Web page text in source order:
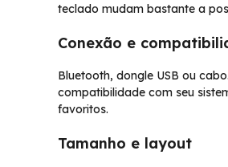
teclado mudam bastante a
Conexão e
Bluetooth, dongle USB ou
compatibilidade com seu
favoritos.
Tamanho e layout